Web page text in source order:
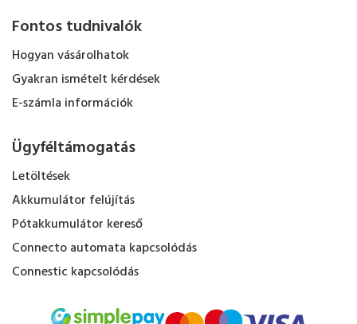
Fontos tudnivalók
Hogyan vásárolhatok
Gyakran ismételt kérdések
E-számla információk
Ügyféltámogatás
Letöltések
Akkumulátor felújítás
Pótakkumulátor kereső
Connecto automata kapcsolódás
Connestic kapcsolódás